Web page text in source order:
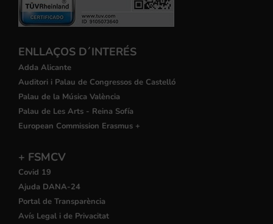
ENLLAÇOS D´INTERÉS
Adda Alicante
Auditori i Palau de Congressos de Castelló
Palau de la Música València
Palau de Les Arts - Reina Sofía
European Commission Erasmus +
+ FSMCV
Covid 19
Ajuda DANA-24
Portal de Transparència
Avís Legal i de Privacitat